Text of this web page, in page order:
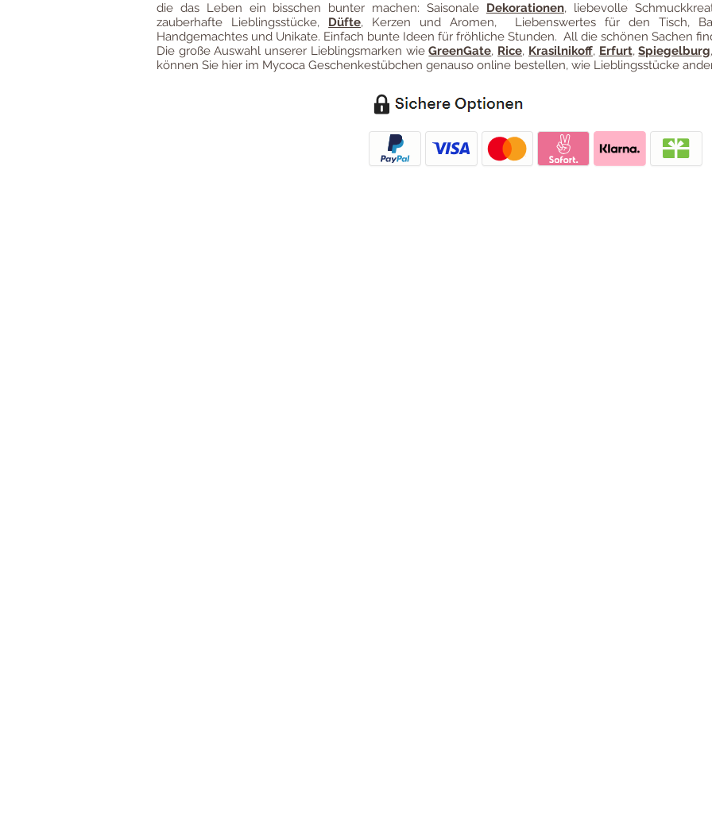
die das Leben ein bisschen bunter machen: Saisonale Dekorationen, liebevolle
zauberhafte Lieblingsstücke, Düfte, Kerzen und Aromen, Liebenswertes für den Tisch,
Handgemachtes und Unikate. Einfach bunte Ideen für fröhliche Stunden. All die schönen Sachen
Die große Auswahl unserer Lieblingsmarken wieGreenGate, Rice, Krasilnikoff, Erfurt,Spiegelburg,
können Sie hier im Mycoca Geschenkestübchen genauso online bestellen, wie Lieblingsstücke